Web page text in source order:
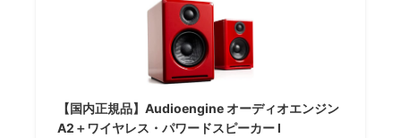
【国内正規品】Audioengine オーディオエンジン
A2＋ワイヤレス・パワードスピーカー l